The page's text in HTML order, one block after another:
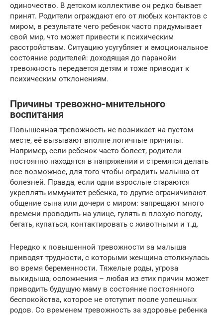
одиночество. В детском коллективе он редко бывает
принят. Родители ограждают его от любых контактов с
миром, в результате чего ребенок часто придумывает
свой мир, что может привести к психическим
расстройствам. Ситуацию усугубляет и эмоциональное
состояние родителей: доходящая до паранойи
тревожность передается детям и тоже приводит к
психическим отклонениям.
Причины тревожно-мнительного
воспитания
Повышенная тревожность не возникает на пустом
месте, её вызывают вполне логичные причины.
Например, если ребенок часто болеет, родители
постоянно находятся в напряжении и стремятся делать
все возможное, для того чтобы оградить малыша от
болезней. Правда, если одни взрослые стараются
укреплять иммунитет ребенка, то другие ограничивают
общение сына или дочери с миром: запрещают много
времени проводить на улице, гулять в плохую погоду,
бегать, купаться, контактировать с животными и т.д.
Нередко к повышенной тревожности за малыша
приводят трудности, с которыми женщина столкнулась
во время беременности. Тяжелые роды, угроза
выкидыша, осложнения – любая из этих причин может
приводить будущую маму в состояние постоянного
беспокойства, которое не отступит после успешных
родов. Со временем тревожность за здоровье ребенка